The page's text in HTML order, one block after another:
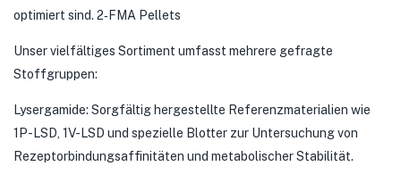
optimiert sind. 2‑FMA Pellets
Unser vielfältiges Sortiment umfasst mehrere gefragte
Stoffgruppen:
Lysergamide: Sorgfältig hergestellte Referenzmaterialien wie
1P-LSD, 1V-LSD und spezielle Blotter zur Untersuchung von
Rezeptorbindungsaffinitäten und metabolischer Stabilität.